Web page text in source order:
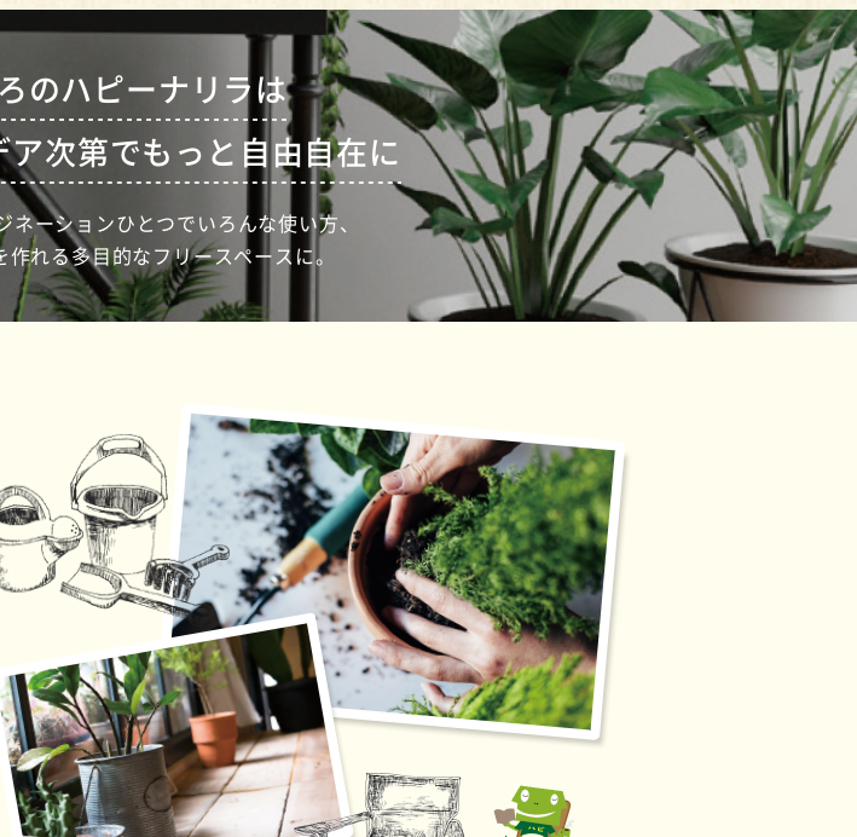
のハピーナリラは
次第でもっと自由自在に
ネーションひとつでいろんな使い方、
作れる多目的なフリースペースに。